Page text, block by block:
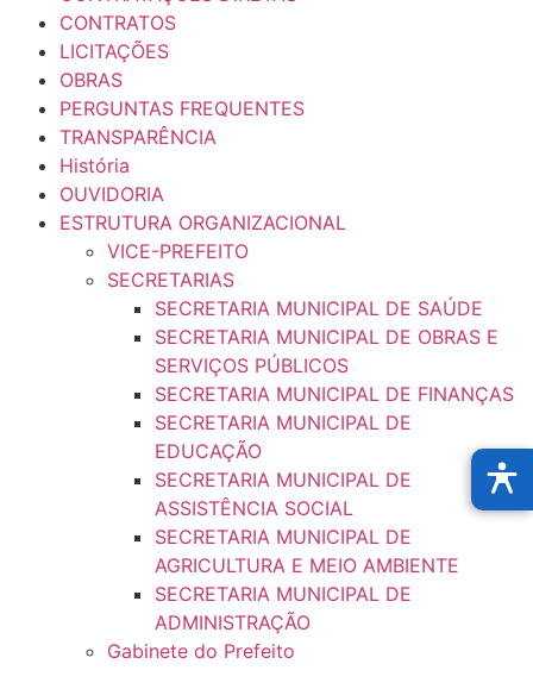
CONTRATOS
LICITAÇÕES
OBRAS
PERGUNTAS FREQUENTES
TRANSPARÊNCIA
História
OUVIDORIA
ESTRUTURA ORGANIZACIONAL
VICE-PREFEITO
SECRETARIAS
SECRETARIA MUNICIPAL DE SAÚDE
SECRETARIA MUNICIPAL DE OBRAS E
SERVIÇOS PÚBLICOS
SECRETARIA MUNICIPAL DE FINANÇAS
SECRETARIA MUNICIPAL DE
EDUCAÇÃO
SECRETARIA MUNICIPAL DE
ASSISTÊNCIA SOCIAL
SECRETARIA MUNICIPAL DE
AGRICULTURA E MEIO AMBIENTE
SECRETARIA MUNICIPAL DE
ADMINISTRAÇÃO
Gabinete do Prefeito